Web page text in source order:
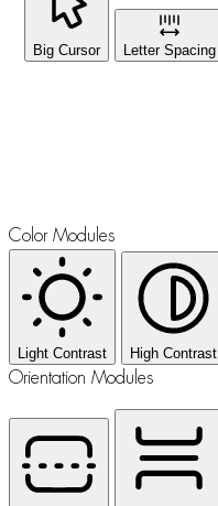
Big Cursor Letter Spacing
Color Modules
Light Contrast High Contrast
Orientation Modules